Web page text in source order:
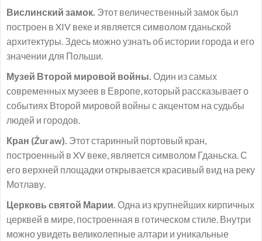
Вислинский замок. Этот величественный замок был
построен в XIV веке и является символом гданьской
архитектуры. Здесь можно узнать об истории города и его
значении для Польши.
Музей Второй мировой войны. Один из самых
современных музеев в Европе, который рассказывает о
событиях Второй мировой войны с акцентом на судьбы
людей и городов.
Кран (Żuraw). Этот старинный портовый кран,
построенный в XV веке, является символом Гданьска. С
его верхней площадки открывается красивый вид на реку
Мотлаву.
Церковь святой Марии. Одна из крупнейших кирпичных
церквей в мире, построенная в готическом стиле. Внутри
можно увидеть великолепные алтари и уникальные